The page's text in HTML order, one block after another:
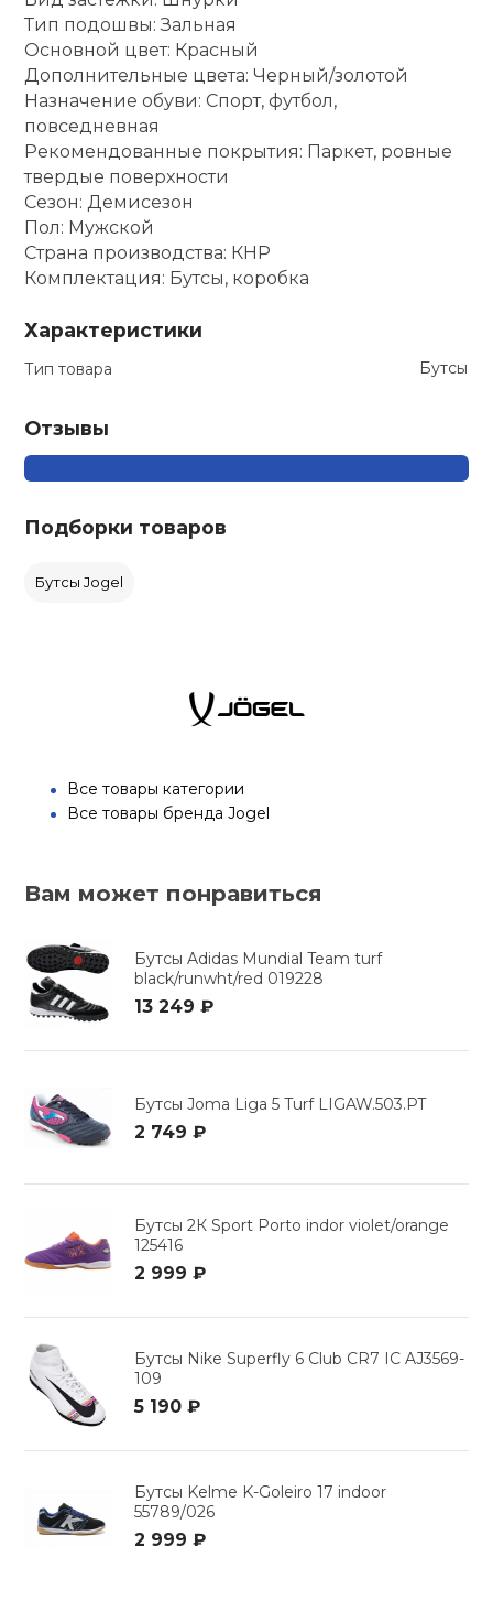
Тип подошвы: Зальная
Основной цвет: Красный
Дополнительные цвета: Черный/золотой
Назначение обуви: Спорт, футбол,
повседневная
Рекомендованные покрытия: Паркет, ровные
твердые поверхности
Сезон: Демисезон
Пол: Мужской
Страна производства: КНР
Комплектация: Бутсы, коробка
Характеристики
Тип товара Бутсы
Отзывы
Подборки товаров
Бутсы Jogel
Все товары категории
Все товары бренда Jogel
Вам может понравиться
Бутсы Adidas Mundial Team turf
black/runwht/red 019228
13 249 ₽
Бутсы Joma Liga 5 Turf LIGAW.503.PT
2 749 ₽
Бутсы 2К Sport Porto indor violet/orange
125416
2 999 ₽
Бутсы Nike Superfly 6 Club CR7 IC AJ3569-
109
5 190 ₽
Бутсы Kelme K-Goleiro 17 indoor
55789/026
2 999 ₽